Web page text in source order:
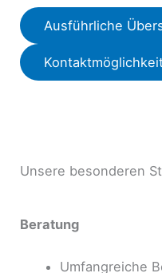
Ausführliche
Unsere besonderen
Beratung
Umfangreiche